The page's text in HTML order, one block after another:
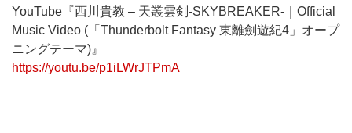
YouTube『西川貴教 – 天叢雲剣-SKYBREAKER-｜Official
Music Video (「Thunderbolt Fantasy 東離劍遊紀4」オープ
ニングテーマ)』
https://youtu.be/p1iLWrJTPmA